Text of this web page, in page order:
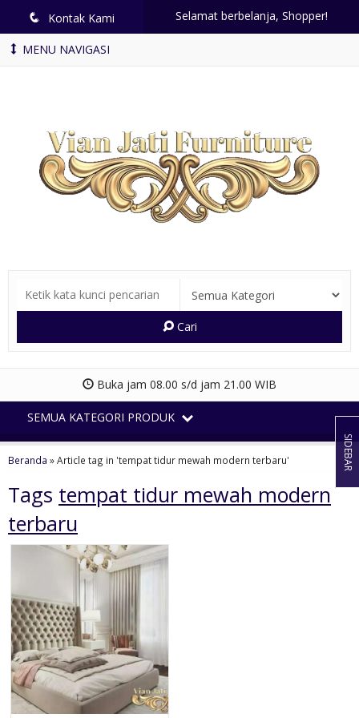
q Kontak Kami Selamat berbelanja, Shopper!
MENU NAVIGASI
Cari
Buka jam 08.00 s/d jam 21.00 WIB
SEMUA KATEGORI PRODUK
Beranda »Article tag in 'tempat tidur mewah modern terbaru'
Tags tempat tidur mewah modern
terbaru
SIDEBAR